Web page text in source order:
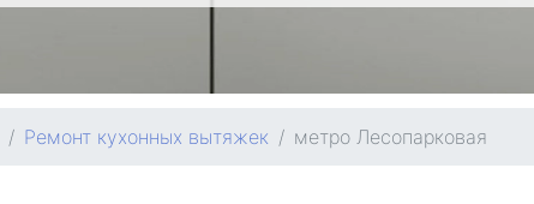
Ремонт кухонных вытяжек метро Лесопарковая